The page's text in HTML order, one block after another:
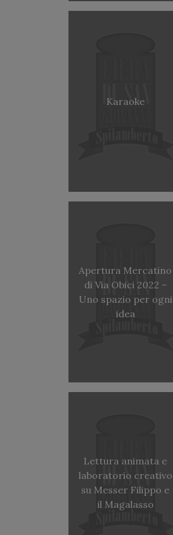
Karaoke
Apertura Mercatino
di Via Obici 2022 –
Uno spazio per ogni
idea
Lettura animata e
laboratorio creativo
su Messer Filippo e
il Magalasso